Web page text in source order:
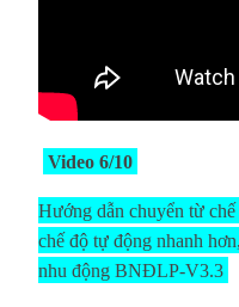
Video 6/10
Hướng dẫn chuyển từ
chế độ tự động nhanh
nhu động BNĐLP-V3.3